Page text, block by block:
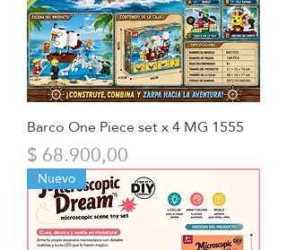
Barco One Piece set x 4 MG 1555
Precio
$ 68.900,00
Nuevo